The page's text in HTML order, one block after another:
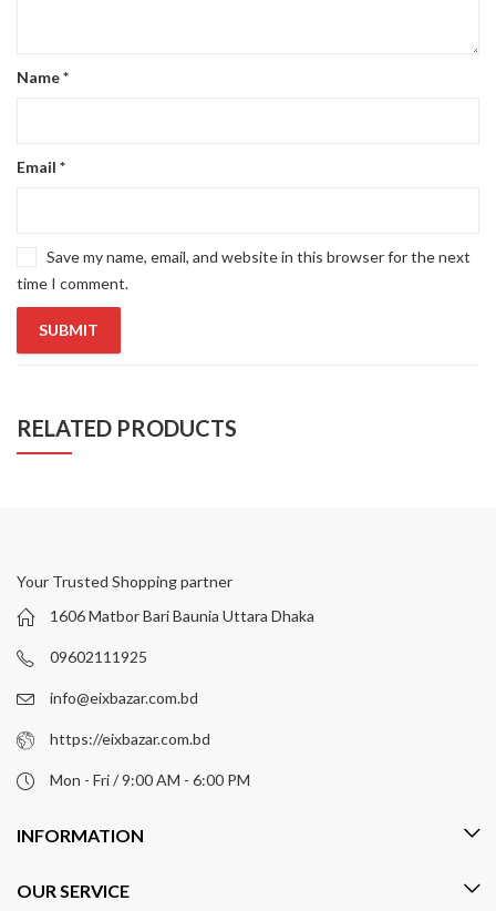
Name*
Email *
Save my name, email, and website in this browser for the next
time I comment.
RELATED PRODUCTS
Your Trusted Shopping partner
1606 Matbor Bari Baunia Uttara Dhaka
09602111925
info@eixbazar.com.bd
https://eixbazar.com.bd
Mon - Fri / 9:00 AM - 6:00 PM
INFORMATION
OUR SERVICE